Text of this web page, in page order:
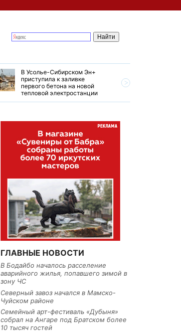
В Усолье-Сибирском Эн+
приступила к заливке
первого бетона на новой
тепловой электростанции
ГЛАВНЫЕ НОВОСТИ
В Бодайбо началось расселение
аварийного жилья, попавшего зимой в
зону ЧС
Северный завоз начался в Мамско-
Чуйском районе
Семейный арт-фестиваль «Дубыня»
собрал на Ангаре под Братском более
10 тысяч гостей